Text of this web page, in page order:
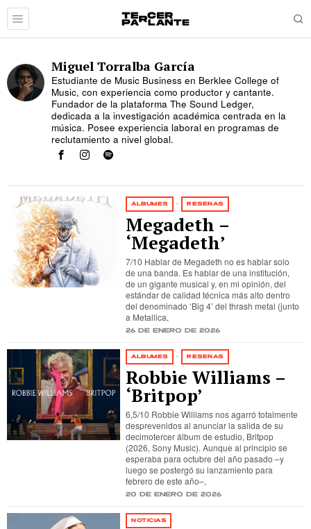
Miguel Torralba García
Estudiante de Music Business en Berklee College of
Music, con experiencia como productor y cantante.
Fundador de la plataforma The Sound Ledger,
dedicada a la investigación académica centrada en la
música. Posee experiencia laboral en programas de
reclutamiento a nivel global.
ÁLBUMES · RESEÑAS
Megadeth –
‘Megadeth’
7/10 Hablar de Megadeth no es hablar solo
de una banda. Es hablar de una institución,
de un gigante musical y, en mi opinión, del
estándar de calidad técnica más alto dentro
del denominado ‘Big 4’ del thrash metal (junto
a Metallica,
26 de enero de 2026
ÁLBUMES · RESEÑAS
Robbie Williams –
‘Britpop’
6,5/10 Robbie Williams nos agarró totalmente
desprevenidos al anunciar la salida de su
decimotercer álbum de estudio, Britpop
(2026, Sony Music). Aunque al principio se
esperaba para octubre del año pasado –y
luego se postergó su lanzamiento para
febrero de este año–,
20 de enero de 2026
NOTICIAS